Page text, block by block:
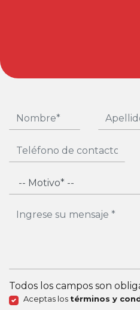
Todos los campos son
Aceptas los términos y